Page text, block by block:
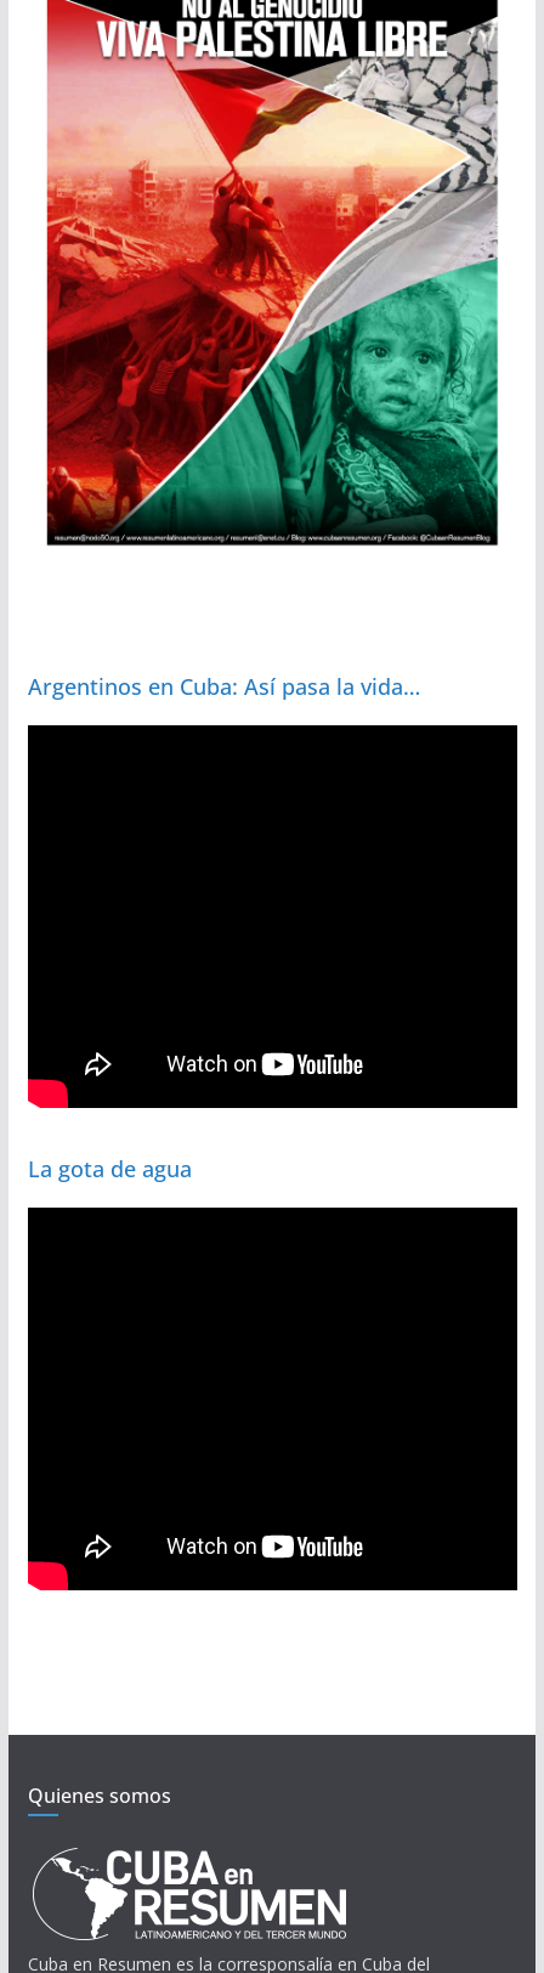
Argentinos en Cuba: Así pasa la vida…
La gota de agua
Quienes somos
Cuba en Resumen es la corresponsalía en Cuba del